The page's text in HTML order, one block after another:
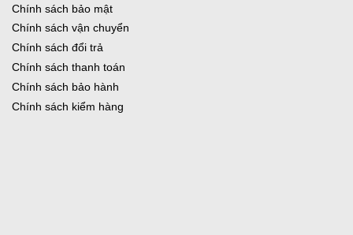
Chính sách bảo mật
Chính sách vận chuyển
Chính sách đổi trả
Chính sách thanh toán
Chính sách bảo hành
Chính sách kiểm hàng